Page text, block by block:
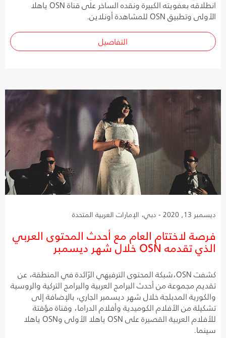
انطلاقه بعفويته الكبيرة ونقده الساخر على قناة OSN ياهلا
الأولى وتطبيق OSN للمشاهدة أونلاين.
التفاصيل
ديسمبر 13, 2020 - دبي، الإمارات العربية المتحدة
فرصة لاختتام العام مع أحدث المحتوى العربي
الذي تقدمه OSN خلال شهر ديسمبر
كشفت OSN،شبكة المحتوى الترفيهي الرّائدة في المنطقة، عن
تقديم مجموعة من أحدث البرامج العربية والبرامج التركية والروسية
والكورية المدبلجة خلال شهر ديسمبر الجاري، بالإضافة إلى
تشكيلة من الأفلام الكوميدية وأفلام الدراما، وقناة مؤقتة
للأفلام العربية القصيرة على OSN ياهلا الأولى وOSN ياهلا
سينما.